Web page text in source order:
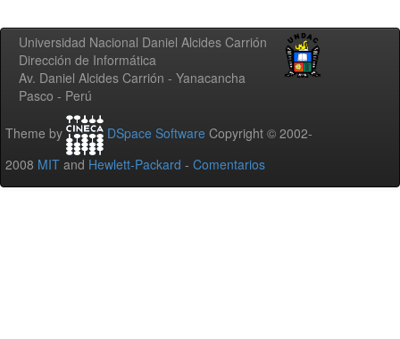
Universidad Nacional Daniel Alcides Carrión
Dirección de Informática
Av. Daniel Alcides Carrión - Yanacancha
Pasco - Perú
Theme by DSpace Software Copyright © 2002-
2008 MIT and Hewlett-Packard - Comentarios